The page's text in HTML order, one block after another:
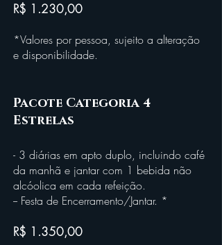
R$ 1.230,00
*Valores por pessoa, sujeito a alteração
e disponibilidade.
Pacote Categoria 4
Estrelas
- 3 diárias em apto duplo, incluindo café
da manhã e jantar com 1 bebida não
alcóolica em cada refeição.
-- Festa de Encerramento/Jantar. *
R$ 1.350,00